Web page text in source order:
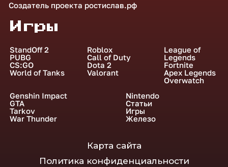
Создатель проекта ростислав.рф
Игры
StandOff 2
PUBG
CS:GO
World of Tanks
Roblox
Call of Duty
Dota 2
Valorant
League of
Legends
Fortnite
Apex Legends
Overwatch
Genshin Impact
GTA
Tarkov
War Thunder
Nintendo
Статьи
Игры
Железо
Карта сайта
Политика конфиденциальности